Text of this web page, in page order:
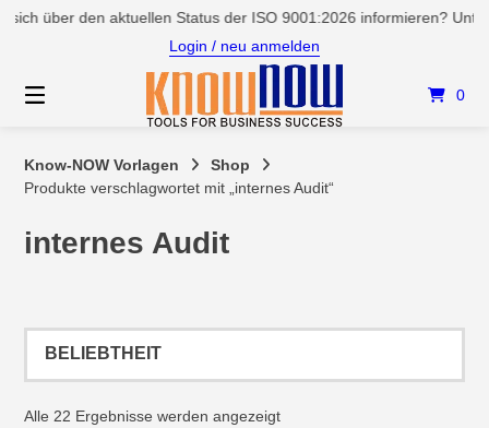
Springen
den aktuellen Status der ISO 9001:2026 informieren? Unter
Login / neu anmelden
0
Know-NOW Vorlagen
Shop
Produkte verschlagwortet mit „internes Audit“
internes Audit
Alle 22 Ergebnisse werden angezeigtNach